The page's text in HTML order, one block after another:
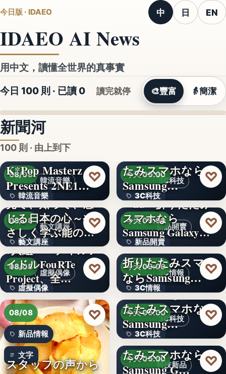
今日版 · IDAEO 中 日 EN
IDAEO AI News
用中文，讀懂全世界的真事實
今日 100 則 · 已讀 0 讀完就停 🎨豐富 👵簡潔
新聞河
100 則 · 由上到下
韓流音樂
08/08
韓流音樂
文字
K*Pop Masterz
Presents 2NE1…
♡
藝文講座
08/08
藝文講座
1,000円
見て、知って、感
じる日本の心～や
さしく学ぶ能の世
界へ
♡
虛擬偶像
08/08
虛擬偶像
10
7人組バーチャルア
イドルFouRTe
Project、全…
♡
08/08
新品情報
文字
スタッフの声から
♡
3C科技
今天 09:00
3C科技
文字
たみスマホなら
Samsung…
♡
新品開賣
今天 09:00
新品開賣
4.1
＜au＞折りたたみ
スマホなら
Samsung Galaxy…
♡
3C情報
今天 09:00
3C情報
文字
＜ソフトバンク＞
折りたたみスマホ
ならSamsung…
♡
3C科技
今天 09:00
3C科技
文字
＜Samsung＞折り
たたみスマホなら
Samsung…
♡
科技新品
今天 09:00
＜ドコモ＞折りた
たみスマホなら
Samsung G…
♡